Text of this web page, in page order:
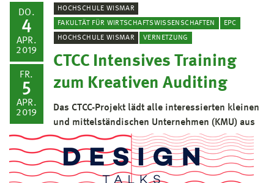
DO.
4
APR.
2019
FR.
5
APR.
2019
HOCHSCHULE WISMAR
FAKULTÄT FÜR WIRTSCHAFTSWISSENSCHAFTEN
EPC
HOCHSCHULE WISMAR
VERNETZUNG
CTCC Intensives Training
zum Kreativen Auditing
Das CTCC-Projekt lädt alle interessierten kleinen
und mittelständischen Unternehmen (KMU) aus